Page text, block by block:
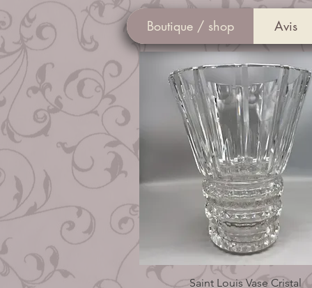
Boutique / shop Avis
Aperçu rapide
Saint Louis Vase Cristal